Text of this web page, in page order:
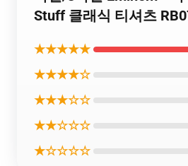
Stuff 클래식 티셔츠
★★★★★
★★★★☆
★★★☆☆
★★☆☆☆
★☆☆☆☆